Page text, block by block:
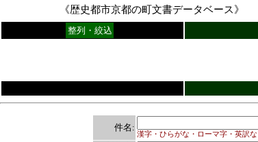
《歴史都市京都の町文書データベース》
整列・絞込
件名:
漢字・ひらがな・ローマ字・英訳